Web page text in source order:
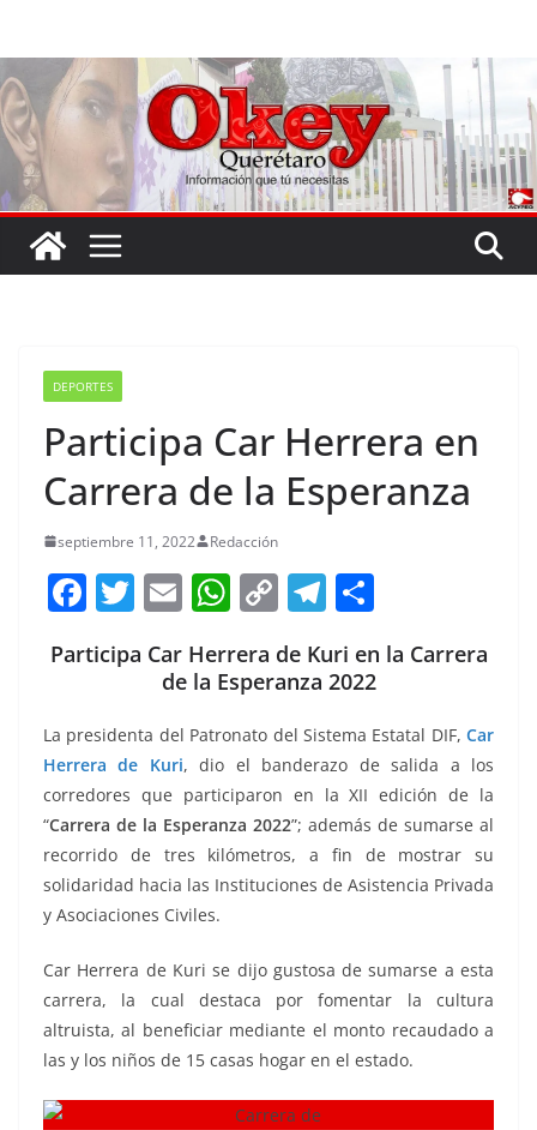
contenido
DEPORTES
Participa Car Herrera en
Carrera de la Esperanza
septiembre 11, 2022 Redacción
F
c
b
o
o
k
T
itt
er
E
ai
l
W
at
s
A
p
p
C
p
y
Li
n
k
T
e
gr
a
m
ar
e
Participa Car Herrera de Kuri en la Carrera
de la Esperanza 2022
La presidenta del Patronato del Sistema Estatal DIF, Car
Herrera de Kuri, dio el banderazo de salida a los
corredores que participaron en la XII edición de la
“Carrera de la Esperanza 2022”; además de sumarse al
recorrido de tres kilómetros, a fin de mostrar su
solidaridad hacia las Instituciones de Asistencia Privada
y Asociaciones Civiles.
Car Herrera de Kuri se dijo gustosa de sumarse a esta
carrera, la cual destaca por fomentar la cultura
altruista, al beneficiar mediante el monto recaudado a
las y los niños de 15 casas hogar en el estado.